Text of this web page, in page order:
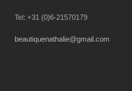
Tel: +31 (0)6-21570179
beautiquenathalie@gmail.com